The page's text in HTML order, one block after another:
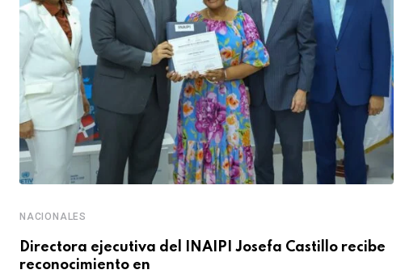
NACIONALES
Directora ejecutiva del INAIPI Josefa Castillo recibe
reconocimiento en